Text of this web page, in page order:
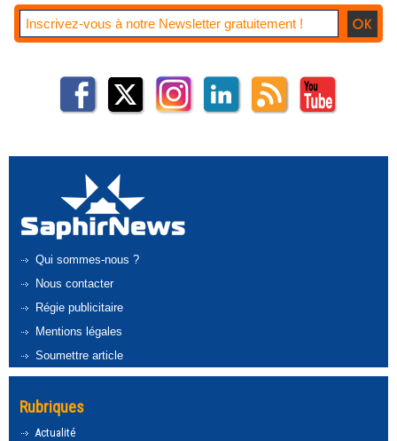
Qui sommes-nous ?
Nous contacter
Régie publicitaire
Mentions légales
Soumettre article
Rubriques
Actualité